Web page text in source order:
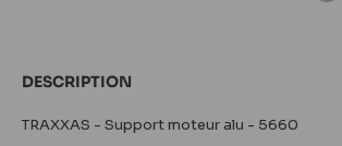
DESCRIPTION
TRAXXAS - Support moteur alu - 5660